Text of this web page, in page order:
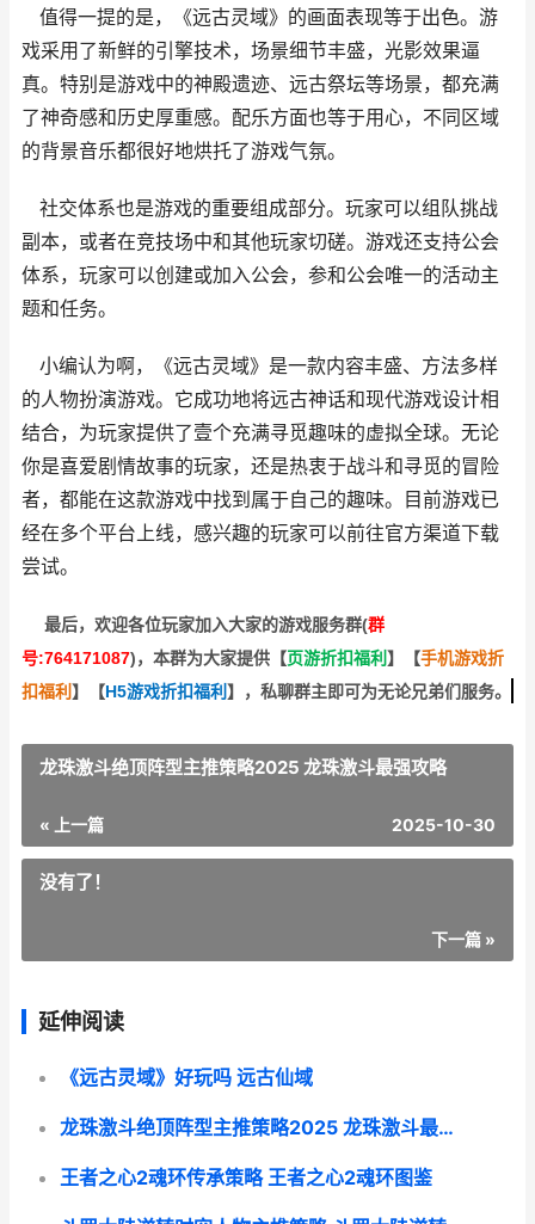
值得一提的是，《远古灵域》的画面表现等于出色。游
戏采用了新鲜的引擎技术，场景细节丰盛，光影效果逼
真。特别是游戏中的神殿遗迹、远古祭坛等场景，都充满
了神奇感和历史厚重感。配乐方面也等于用心，不同区域
的背景音乐都很好地烘托了游戏气氛。
社交体系也是游戏的重要组成部分。玩家可以组队挑战
副本，或者在竞技场中和其他玩家切磋。游戏还支持公会
体系，玩家可以创建或加入公会，参和公会唯一的活动主
题和任务。
小编认为啊，《远古灵域》是一款内容丰盛、方法多样
的人物扮演游戏。它成功地将远古神话和现代游戏设计相
结合，为玩家提供了壹个充满寻觅趣味的虚拟全球。无论
你是喜爱剧情故事的玩家，还是热衷于战斗和寻觅的冒险
者，都能在这款游戏中找到属于自己的趣味。目前游戏已
经在多个平台上线，感兴趣的玩家可以前往官方渠道下载
尝试。
最后，欢迎各位玩家加入大家的游戏服务群(群
号:764171087)，本群为大家提供【页游折扣福利 】 【手机游戏折
扣福利 】 【H5游戏折扣福利 】 ，私聊群主即可为无论兄弟们服务。
龙珠激斗绝顶阵型主推策略2025 龙珠激斗最强攻略
« 上一篇 2025-10-30
没有了！
下一篇 »
延伸阅读
《远古灵域》好玩吗 远古仙域
龙珠激斗绝顶阵型主推策略2025 龙珠激斗最强攻略
王者之心2魂环传承策略 王者之心2魂环图鉴